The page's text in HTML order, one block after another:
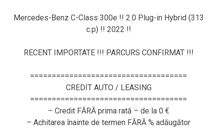
Mercedes-Benz C-Class 300e !! 2.0 Plug-in Hybrid (313
c.p) !! 2022 !!
RECENT IMPORTATE !!! PARCURS CONFIRMAT !!!
====================================
CREDIT AUTO / LEASING
====================================
– Credit FĂRĂ prima rată – de la 0 €
– Achitarea înainte de termen FĂRĂ % adăugător